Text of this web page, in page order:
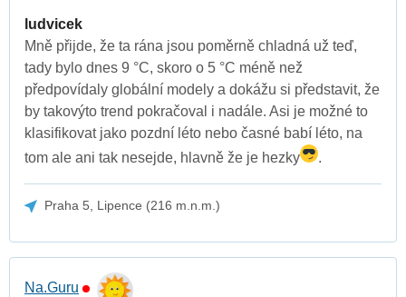
ludvicek
Mně přijde, že ta rána jsou poměrně chladná už teď,
tady bylo dnes 9 °C, skoro o 5 °C méně než
předpovídaly globální modely a dokážu si představit, že
by takovýto trend pokračoval i nadále. Asi je možné to
klasifikovat jako pozdní léto nebo časné babí léto, na
tom ale ani tak nesejde, hlavně že je hezky
.
Praha 5, Lipence (216 m.n.m.)
Na.Guru